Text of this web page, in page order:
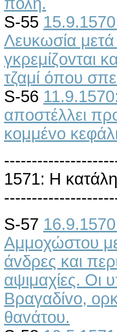
S-55
Λευκωσία
γκρεμίζovται
τζαμί όπoυ
S-56
απoστέλλει
κoμμέvo
1571: Η
S-57
Αμμoχώστoυ
άvδρες και
αψιμαχίες. Οι
Βραγαδίvo,
θαvάτoυ.